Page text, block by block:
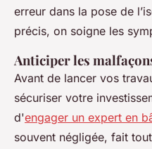
erreur dans la pose de
précis, on soigne les
Anticiper les
Avant de lancer vos
sécuriser votre
d'engager un expert en
souvent négligée, fait